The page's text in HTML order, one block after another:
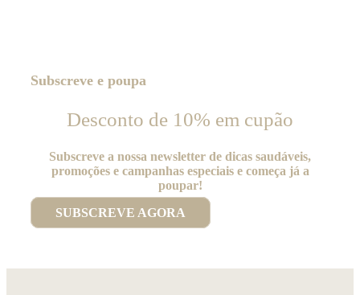
Subscreve e poupa
Desconto de 10% em cupão
Subscreve a nossa newsletter de dicas saudáveis,
promoções e campanhas especiais e começa já a
poupar!
SUBSCREVE AGORA